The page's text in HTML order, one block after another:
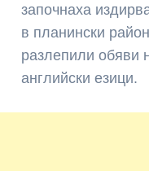
започнаха
в планински
разлепили обяви
английски езици.